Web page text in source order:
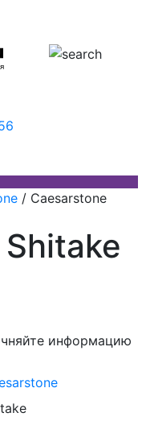
/ Caesarstone
информацию